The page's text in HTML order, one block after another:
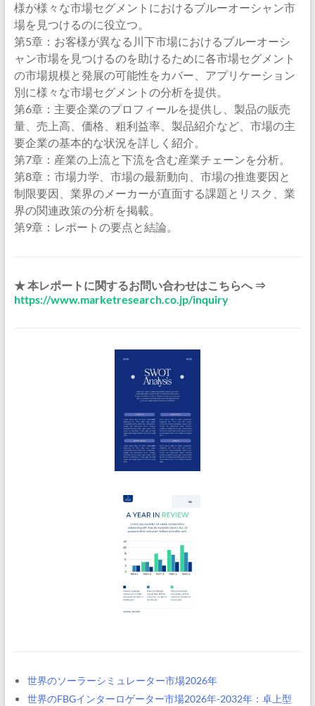
様が様々な市場セグメントにおけるブルーオーシャン市
場を見つけるのに役立つ。
第5章：お客様が異なる川下市場におけるブルーオーシ
ャン市場を見つけるのを助けるために各市場セグメント
の市場規模と発展の可能性をカバー、アプリケーション
別に様々な市場セグメントの分析を提供。
第6章：主要企業のプロフィールを提供し、製品の販売
量、売上高、価格、粗利益率、製品紹介など、市場の主
要企業の基本的な状況を詳しく紹介。
第7章：産業の上流と下流を含む産業チェーンを分析。
第8章：市場力学、市場の最新動向、市場の推進要因と
制限要因、業界のメーカーが直面する課題とリスク、業
界の関連政策の分析を掲載。
第9章：レポートの要点と結論。
★ 本レポートに関するお問い合わせはこちらへ ⇒
https://www.marketresearch.co.jp/inquiry
世界のソーラーシミュレーター市場2026年
世界のFBGインターロゲーター市場2026年-2032年：卓上型